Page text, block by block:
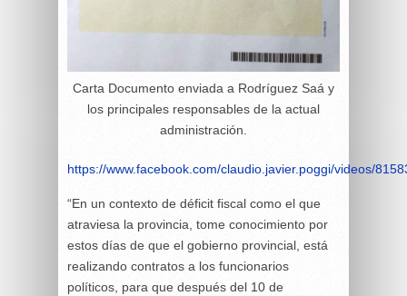
Carta Documento enviada a Rodríguez Saá y
los principales responsables de la actual
administración.
https://www.facebook.com/claudio.javier.poggi/videos/
“En un contexto de déficit fiscal como el que
atraviesa la provincia, tome conocimiento por
estos días de que el gobierno provincial, está
realizando contratos a los funcionarios
políticos, para que después del 10 de